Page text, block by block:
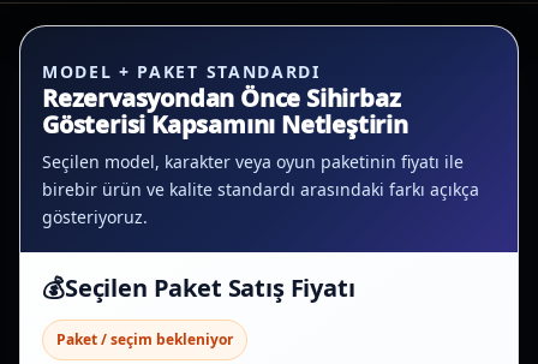
MODEL + PAKET STANDARDI
Rezervasyondan Önce Sihirbaz
Gösterisi Kapsamını Netleştirin
Seçilen model, karakter veya oyun paketinin fiyatı ile
birebir ürün ve kalite standardı arasındaki farkı açıkça
gösteriyoruz.
💰Seçilen Paket Satış Fiyatı
Paket / seçim bekleniyor